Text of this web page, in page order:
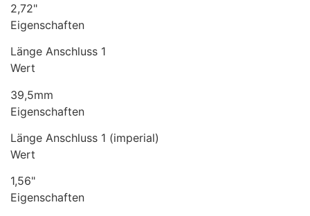
2,72"
Eigenschaften
Länge Anschluss 1
Wert
39,5mm
Eigenschaften
Länge Anschluss 1 (imperial)
Wert
1,56"
Eigenschaften